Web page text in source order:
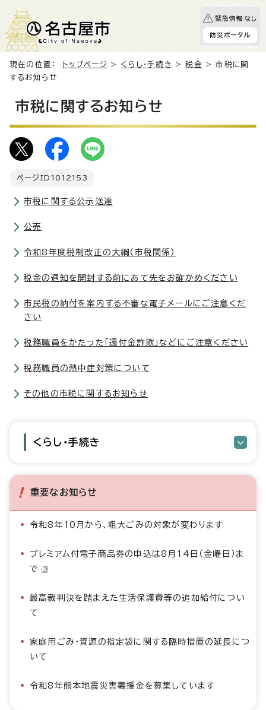
緊急情報なし
防災ポータル
現在の位置： トップページ > くらし・手続き >税金 > 市税に関
するお知らせ
市税に関するお知らせ
ページID 1012153
市税に関する公示送達
公売
令和8年度税制改正の大綱（市税関係）
税金の通知を開封する前にあて先をお確かめください
市民税の納付を案内する不審な電子メールにご注意くだ
さい
税務職員をかたった「還付金詐欺」などにご注意ください
税務職員の熱中症対策について
その他の市税に関するお知らせ
くらし・手続き
重要なお知らせ
令和8年10月から、粗大ごみの対象が変わります
プレミアム付電子商品券の申込は8月14日（金曜日）ま
で
最高裁判決を踏まえた生活保護費等の追加給付につい
て
家庭用ごみ・資源の指定袋に関する臨時措置の延長につ
いて
令和8年熊本地震災害義援金を募集しています